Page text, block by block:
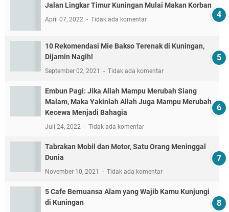
Jalan Lingkar Timur Kuningan Mulai Makan Korban
April 07, 2022 Tidak ada komentar
10 Rekomendasi Mie Bakso Terenak di Kuningan,
Dijamin Nagih!
September 02, 2021 Tidak ada komentar
Embun Pagi: Jika Allah Mampu Merubah Siang
Malam, Maka Yakinlah Allah Juga Mampu Merubah
Kecewa Menjadi Bahagia
Juli 24, 2022 Tidak ada komentar
Tabrakan Mobil dan Motor, Satu Orang Meninggal
Dunia
November 10, 2021 Tidak ada komentar
5 Cafe Bernuansa Alam yang Wajib Kamu Kunjungi
di Kuningan